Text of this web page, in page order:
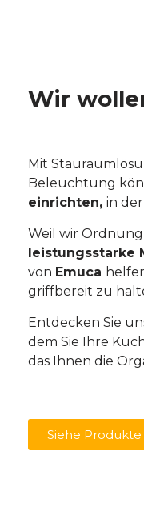
Wir
Mit
Beleuchtung
einrichten, in
Weil wir
leistungsstarke
von Emuca
griffbereit zu
Entdecken Sie
dem Sie Ihre
das Ihnen die
Siehe Produkte